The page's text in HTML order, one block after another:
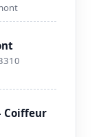
Coiffeur